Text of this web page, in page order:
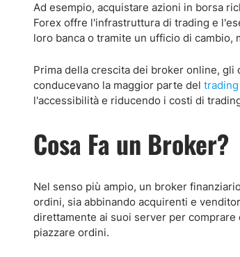
Ad esempio, acquistare azioni in borsa
Forex offre l'infrastruttura di trading e
loro banca o tramite un ufficio di
Prima della crescita dei broker online,
conducevano la maggior parte del
l'accessibilità e riducendo i costi di
Cosa Fa un Broker?
Nel senso più ampio, un broker
ordini, sia abbinando acquirenti e
direttamente ai suoi server per
piazzare ordini.